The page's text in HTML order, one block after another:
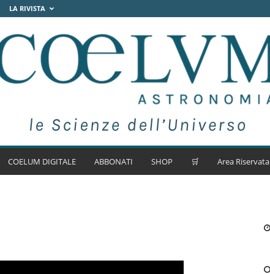
LA RIVISTA
COELUM DIGITALE ABBONATI SHOP 🛒 Area Riservata